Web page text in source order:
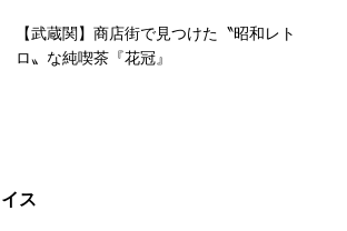
【武蔵関】商店街で見つけた〝昭和レト
ロ〟な純喫茶『花冠』
ス